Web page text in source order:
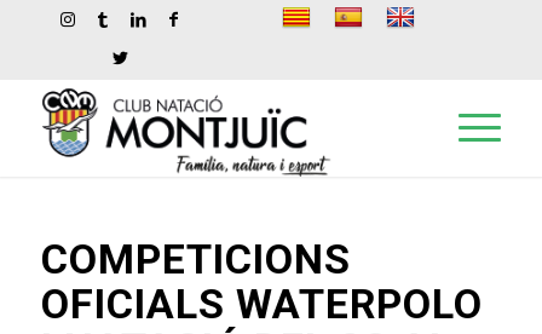
COMPETICIONS
OFICIALS WATERPOLO